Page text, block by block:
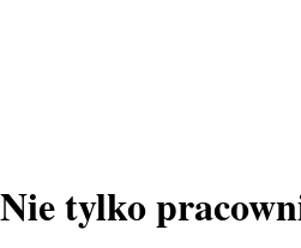
Nie tylko